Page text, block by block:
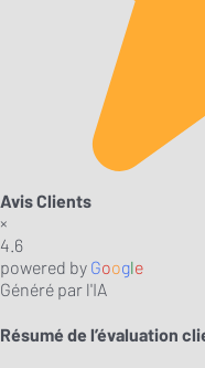
Avis Clients
×
4.6
powered by Google
Généré par l'IA
Résumé de l’évaluation